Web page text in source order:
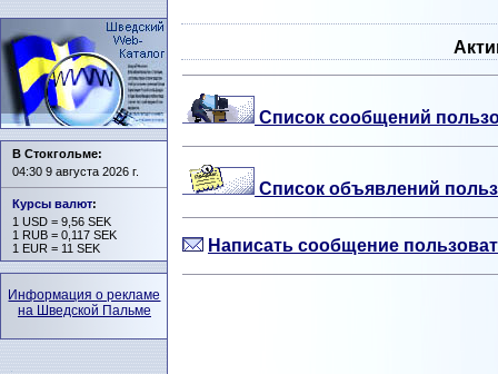
Список сообщений
Список объявлений
Написать сообщение
В Стокгольме:
04:30 9 августа 2026 г.
Курсы валют:
1 USD = 9,56 SEK
1 RUB = 0,117 SEK
1 EUR = 11 SEK
Информация о рекламе
на Шведской Пальме